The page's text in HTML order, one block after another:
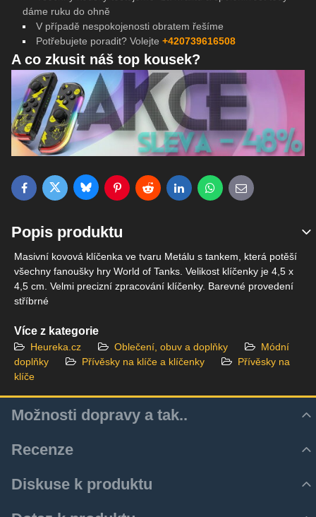
dáme ruku do ohně
V případě nespokojenosti obratem řešíme
Potřebujete poradit? Volejte +420739616508
A co zkusit náš top kousek?
FacebookTwitterBlueskyPinterestRedditLinkedInWhatsApp
E-mail
Popis produktu
Masivní kovová klíčenka ve tvaru Metálu s tankem, která potěší
všechny fanoušky hry World of Tanks. Velikost klíčenky je 4,5 x
4,5 cm. Velmi precizní zpracování klíčenky. Barevné provedení
stříbrné
Více z kategorie
Heureka.cz Oblečení, obuv a doplňky
Módní
doplňky
Přívěsky na klíče a klíčenky
Přívěsky na
klíče
Možnosti dopravy a tak..
Recenze
Zatím bez hodnocení. Buďte první!
Diskuse k produktu